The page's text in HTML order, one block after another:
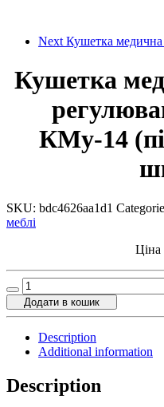
Next Кушетка
Кушетка
КМу-14
SKU: bdc4626aa1d1
меблі
Ціна
Кушетка
медична
масажна
регулюванням
висоти
(піна
Додати в кошик
Description
Additional information
Description